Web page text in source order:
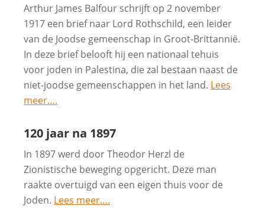
Arthur James Balfour schrijft op 2 november
1917 een brief naar Lord Rothschild, een leider
van de Joodse gemeenschap in Groot-Brittannië.
In deze brief belooft hij een nationaal tehuis
voor joden in Palestina, die zal bestaan naast de
niet-joodse gemeenschappen in het land. Lees
meer….
120 jaar na 1897
In 1897 werd door Theodor Herzl de
Zionistische beweging opgericht. Deze man
raakte overtuigd van een eigen thuis voor de
Joden. Lees meer….